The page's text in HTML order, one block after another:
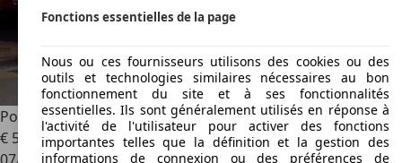
Porsche 911T SWB
€ 59.900
Fonctions essentielles de la page
Nous ou ces fournisseurs utilisons des cookies ou des
outils et technologies similaires nécessaires au bon
fonctionnement du site et à ses fonctionnalités
essentielles. Ils sont généralement utilisés en réponse à
l'activité de l'utilisateur pour activer des fonctions
importantes telles que la définition et la gestion des
informations de connexion ou des préférences de